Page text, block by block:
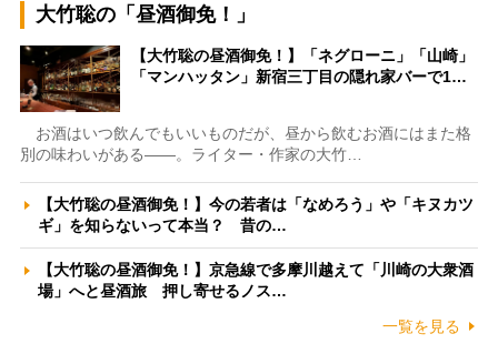
大竹聡の「昼酒御免！」
【大竹聡の昼酒御免！】「ネグローニ」「山崎」
「マンハッタン」新宿三丁目の隠れ家バーで1…
お酒はいつ飲んでもいいものだが、昼から飲むお酒にはまた格
別の味わいがある――。ライター・作家の大竹…
【大竹聡の昼酒御免！】今の若者は「なめろう」や「キヌカツ
ギ」を知らないって本当？ 昔の…
【大竹聡の昼酒御免！】京急線で多摩川越えて「川崎の大衆酒
場」へと昼酒旅 押し寄せるノス…
一覧を見る